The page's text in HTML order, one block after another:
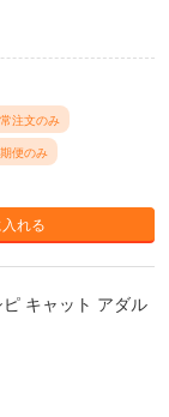
注文のみ
便のみ
れる
キャット アダル